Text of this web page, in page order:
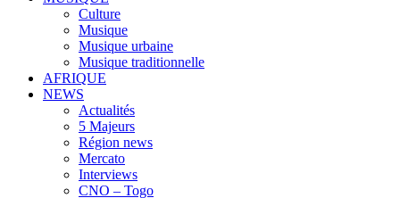
Culture
Musique
Musique urbaine
Musique traditionnelle
AFRIQUE
NEWS
Actualités
5 Majeurs
Région news
Mercato
Interviews
CNO – Togo